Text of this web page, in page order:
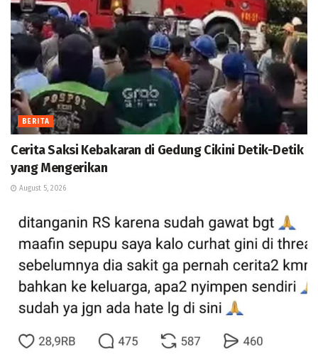
BERITA
Cerita Saksi Kebakaran di Gedung Cikini Detik-Detik
yang Mengerikan
August 5, 2026